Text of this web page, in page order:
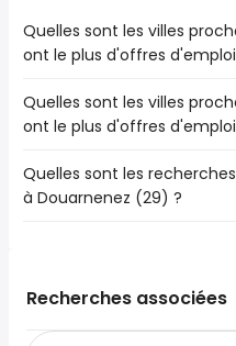
Quelles sont les villes
ont le plus d'offres
Les villes proches de
d'offres d'emploi -
Quimper
Concarneau
Fouesnant
Quelles sont les villes
ont le plus d'offres
Les 10 villes proches de
d'offres d'emploi sont :
Guipavas
Quelles sont les
à Douarnenez (29) ?
auxiliaire de puériculture
Recherches associées